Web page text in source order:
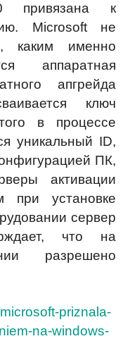
привязана к
Microsoft не
каким именно
аппаратная
апгрейда
ключ
в процессе
уникальный ID,
ПК,
активации
при установке
сервер
что на
разрешено
priznala-
na-windows-